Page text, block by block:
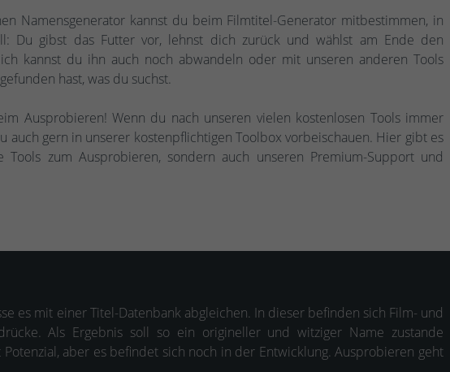
Namensgenerator kannst du beim Filmtitel-Generator mitbestimmen, in
Du gibst das Futter vor, lehnst dich zurück und wählst am Ende den
kannst du ihn auch noch abwandeln oder mit unseren anderen Tools
hast, was du suchst.
Ausprobieren! Wenn du nach unseren vielen kostenlosen Tools immer
auch gern in unserer kostenpflichtigen Toolbox vorbeischauen. Hier gibt es
zum Ausprobieren, sondern auch unseren Premium-Support und
es mit einer Titel-Datenbank abgleichen. In dieser befinden sich Film- und
Als Ergebnis soll so ein origineller und witziger Name zustande
aber es befindet sich noch in der Entwicklung. Ausprobieren geht